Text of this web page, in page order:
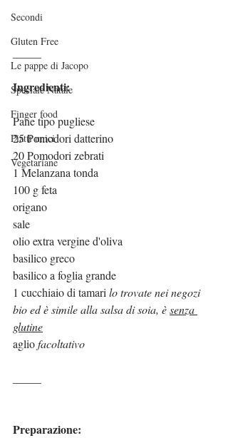
Secondi
Gluten Free
Le pappe di Jacopo
Speciale Natale
Finger food
Piatti unici
Vegetariane
Ingredienti:
Pane tipo pugliese
25 Pomodori datterino
20 Pomodori zebrati
1 Melanzana tonda
100 g feta
origano
sale
olio extra vergine d'oliva
basilico greco
basilico a foglia grande
1 cucchiaio di tamari lo trovate nei negozi
bio ed è simile alla salsa di soia, è senza
glutine
aglio facoltativo
Preparazione: